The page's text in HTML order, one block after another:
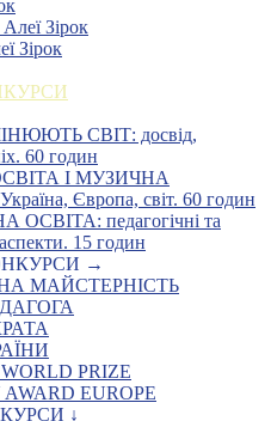
Зірок
Зірок
СВІТ: досвід,
60 годин
І МУЗИЧНА
Європа, світ. 60 годин
педагогічні та
15 годин
→
МАЙСТЕРНІСТЬ
PRIZE
EUROPE
↓